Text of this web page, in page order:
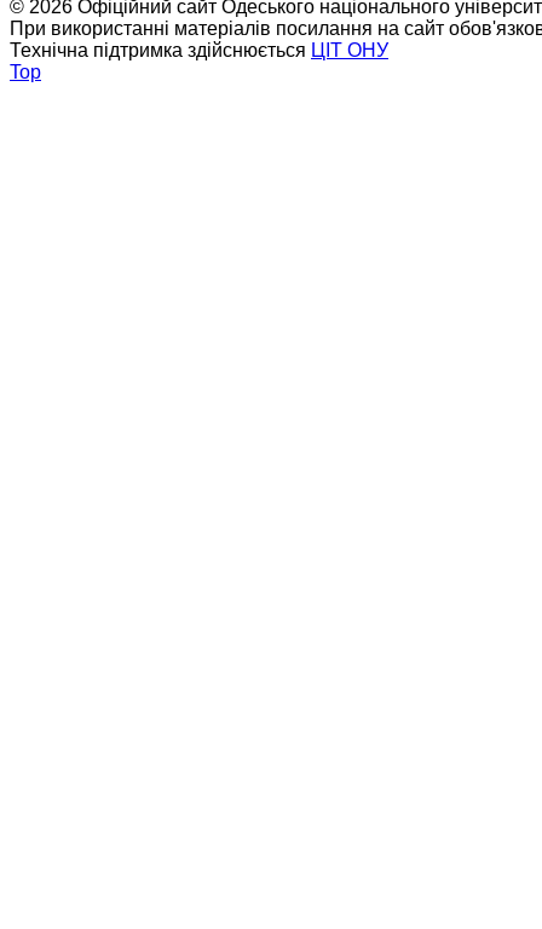
© 2026 Офіційний сайт Одеського національного
При використанні матеріалів посилання на сайт
Технічна підтримка здійснюється ЦІТ ОНУ
Top